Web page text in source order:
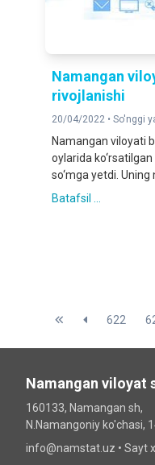
Namangan
rivojlanishi
20/04/2022 • So'nggi
Namangan viloyati
oylarida
so‘mga yetdi.
Batafsil ...
622
Namangan viloyat
160133, Namangan sh,
N.Namangoniy ko'chasi,
info@namstat.uz • Sayt